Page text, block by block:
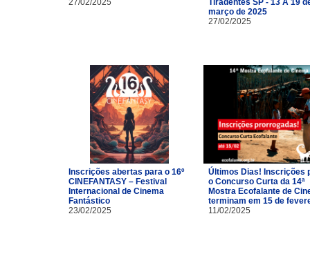
março de 2025
27/02/2025
Inscrições abertas para o 16º
CINEFANTASY – Festival
Internacional de Cinema
Fantástico
23/02/2025
Últimos Dias! Inscrições
o Concurso Curta da 14ª
Mostra Ecofalante de
terminam em 15 de
11/02/2025